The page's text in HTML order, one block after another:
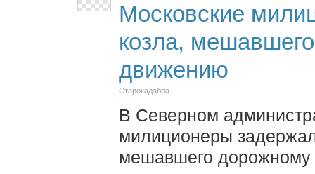
Московские
козла,
движению
Старокадабра
В Северном
милиционеры
мешавшего